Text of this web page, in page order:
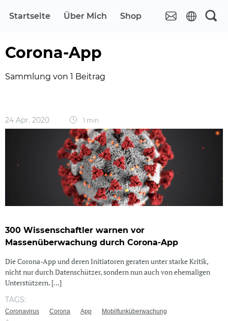
Startseite Über Mich Shop
Corona-App
Sammlung von 1 Beitrag
24 Apr. 2020 1 min
300 Wissenschaftler warnen vor
Massenüberwachung durch Corona-App
Die Corona-App und deren Initiatoren geraten unter starke Kritik,
nicht nur durch Datenschützer, sondern nun auch von ehemaligen
Unterstützern. [...]
TAGS:
Coronavirus Corona App
Mobilfunküberwachung